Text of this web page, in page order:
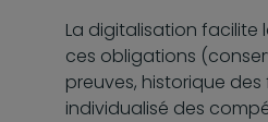
La digitalisation facilite
ces obligations
preuves, historique
individualisé des